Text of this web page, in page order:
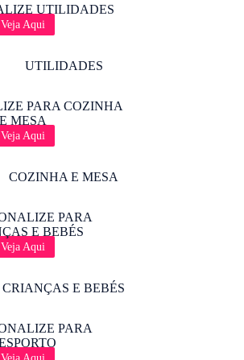
Veja Aqui
UTILIDADES
Veja Aqui
COZINHA E MESA
Veja Aqui
CRIANÇAS E BEBÉS